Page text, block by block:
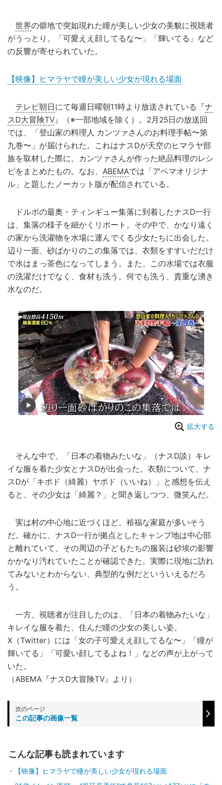
世界の僻地で突如現れた瞳が美しい少女の美貌に視聴者
がうっとり。「可愛ええ顔してるな〜」「輝いてる」など
の反響が寄せられていた。
【映像】ヒマラヤで瞳が美しい少女が現れる場面
テレビ朝日 にて毎週日曜朝11時より放送されている『ナ
スD大冒険TV』（※一部地域を除く）。2月25日の放送回
では、「登山家の料理人 カンツァさんのお料理手帖〜第
九巻〜」が届けられた。これはナスDが天空のヒマラヤ部
族を取材した際に、カンツァさんが作った絶品料理のレシ
ピをまとめたもの。なお、 ABEMAでは「アベマオリジナ
ル」と題したノーカット版が配信されている。
ドルポの最奥・ティンギュー集落に到着したナスD一行
は、集落の様子を細かくリポート。その中で、かなり遠く
の家から洗濯物を水場に運んでくる少女たちに出会した。
辺り一面、砂ばかりのこの集落では、衣類をすすいだだけ
で水はまっ茶色になってしまう。また、この水場では衣服
の洗濯だけでなく、食材も洗う。何でも洗う、貴重な湧き
水なのだ。
拡大する
そんな中で、「日本の着物みたいな」（ナスD談）キレ
イな服を着た少女とナスDが出会った。衣類について、ナ
スDが「キポド（綺麗）ヤポド（いいね）」と感想を伝え
ると、その少女は「綺麗？」と聞き返しつつ、微笑んだ。
実は村の中心地に近づくほど、裕福な家庭が多いそう
だ。確かに、ナスD一行が拠点としたキャンプ地は中心部
と離れていて、その周辺の子どもたちの服装は砂埃の影響
かかなり汚れていたことが確認できた。実際に現地に訪れ
てみないとわからない、典型的な例だといういえるだろ
う。
一方、視聴者が注目したのは、「日本の着物みたいな」
キレイな服を着た、住んだ瞳の少女の美しい姿。
X（Twitter）には「女の子可愛ええ顔してるな〜」「瞳が
輝いてる」「可愛い顔してるよね！」などの声が上がって
いた。
（ABEMA『ナスD大冒険TV』より）
この記事の画像一覧
こんな記事も読まれています
【映像】ヒマラヤで瞳が美しい少女が現れる場面